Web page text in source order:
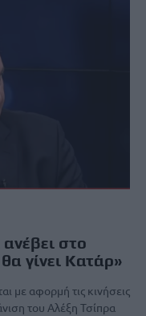
στο
γίνει Κατάρ»
με αφορμή τις κινήσεις
του Αλέξη Τσίπρα